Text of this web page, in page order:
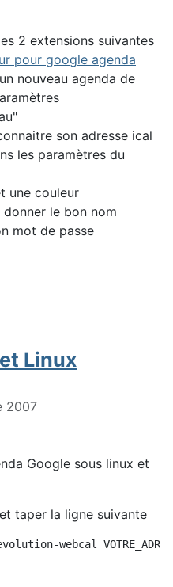
2 extensions suivantes
pour google agenda
nouveau agenda de
son adresse ical
les paramètres du
une couleur
le bon nom
mot de passe
Linux
2007
Google sous linux et
taper la ligne suivante
webcal